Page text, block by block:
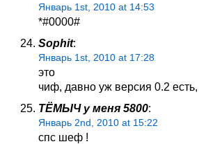
Январь 1st, 2010 at 14:53
*#0000#
Sophit:
Январь 1st, 2010 at 17:28
это
чиф, давно уж версия 0.2
ТЁМЫЧ у меня 5800:
Январь 2nd, 2010 at 15:22
спс шеф !